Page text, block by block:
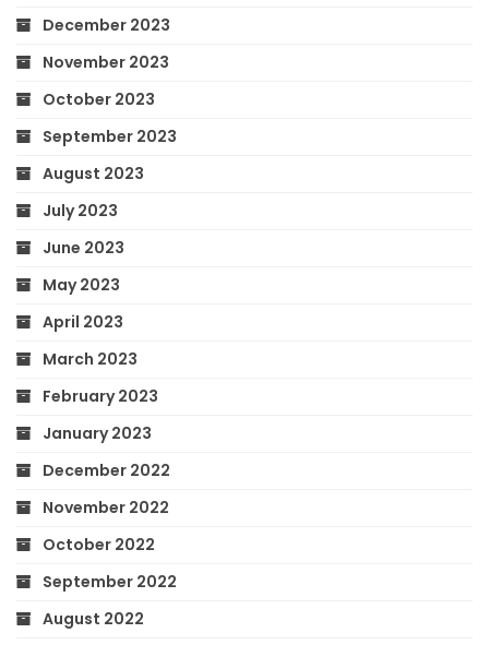
December 2023
November 2023
October 2023
September 2023
August 2023
July 2023
June 2023
May 2023
April 2023
March 2023
February 2023
January 2023
December 2022
November 2022
October 2022
September 2022
August 2022